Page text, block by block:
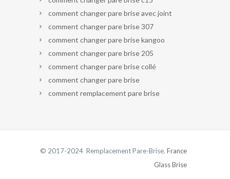
comment changer pare brise avec joint
comment changer pare brise 307
comment changer pare brise kangoo
comment changer pare brise 205
comment changer pare brise collé
comment changer pare brise
comment remplacement pare brise
© 2017-2024 Remplacement Pare-Brise. France
Glass Brise